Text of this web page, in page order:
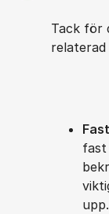
Tack för
fast